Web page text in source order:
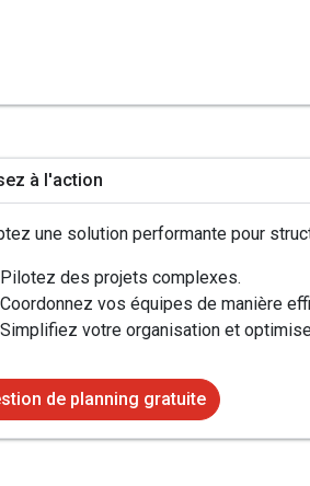
à l'action
une solution performante pour
Pilotez des projets complexes.
Coordonnez vos équipes de manière
Simplifiez votre organisation et
de planning gratuite